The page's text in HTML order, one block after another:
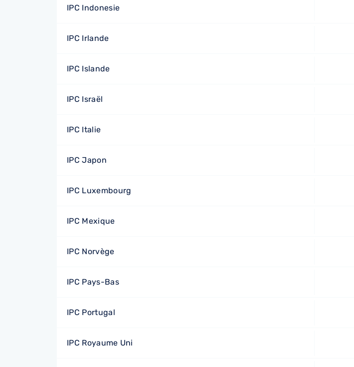
IPC Indonesie
IPC Irlande
IPC Islande
IPC Israël
IPC Italie
IPC Japon
IPC Luxembourg
IPC Mexique
IPC Norvège
IPC Pays-Bas
IPC Portugal
IPC Royaume Uni